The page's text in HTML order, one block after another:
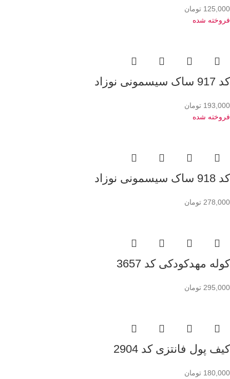
125,000 تومان
فروخته شده
کد 917 ساک سیسمونی نوزاد
193,000 تومان
فروخته شده
کد 918 ساک سیسمونی نوزاد
278,000 تومان
کوله مهدکودکی کد 3657
295,000 تومان
کیف پول فانتزی کد 2904
180,000 تومان